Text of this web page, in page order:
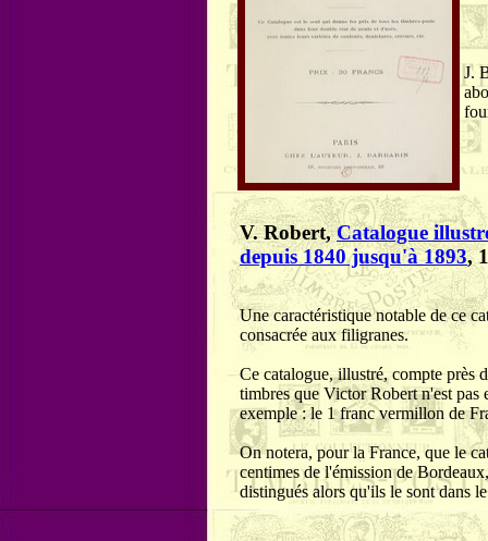
J.
V. Robert,Catalogue
depuis 1840 jusqu'à 1893,
Une caractéristique notable de ce
consacrée aux filigranes.
Ce catalogue, illustré, compte près
timbres que Victor Robert n'est pas
exemple : le 1 franc vermillon de
On notera, pour la France, que le
centimes de l'émission de
distingués alors qu'ils le sont dans